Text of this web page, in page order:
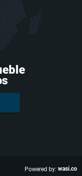
Powered by: wasi.co